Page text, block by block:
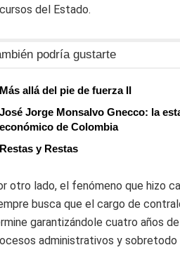
del Estado.
podría gustarte
Más allá del pie de fuerza II
José Jorge Monsalvo Gnecco: la
económico de Colombia
Restas y Restas
otro lado, el fenómeno que hizo
busca que el cargo de
garantizándole cuatro años
administrativos y